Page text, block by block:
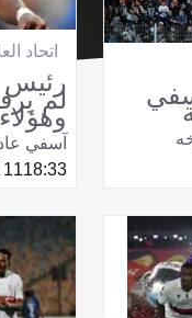
اتحاد
رئيس
لم
آسفي
18:3311 أبريل 2026